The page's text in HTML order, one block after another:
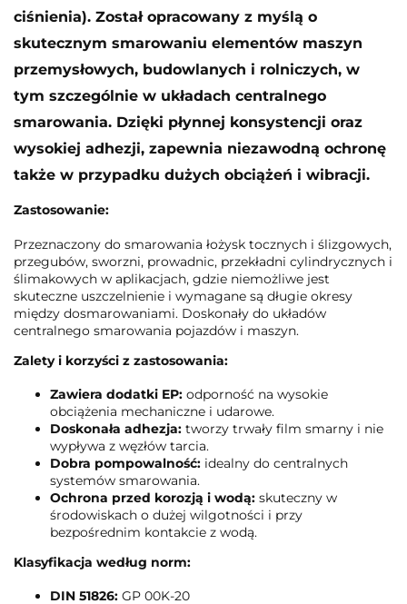
ciśnienia). Został opracowany z myślą o
skutecznym smarowaniu elementów maszyn
przemysłowych, budowlanych i rolniczych, w
tym szczególnie w układach centralnego
smarowania. Dzięki płynnej konsystencji oraz
wysokiej adhezji, zapewnia niezawodną ochronę
także w przypadku dużych obciążeń i wibracji.
Zastosowanie:
Przeznaczony do smarowania łożysk tocznych i ślizgowych,
przegubów, sworzni, prowadnic, przekładni cylindrycznych i
ślimakowych w aplikacjach, gdzie niemożliwe jest
skuteczne uszczelnienie i wymagane są długie okresy
między dosmarowaniami. Doskonały do układów
centralnego smarowania pojazdów i maszyn.
Zalety i korzyści z zastosowania:
Zawiera dodatki EP: odporność na wysokie
obciążenia mechaniczne i udarowe.
Doskonała adhezja: tworzy trwały film smarny i nie
wypływa z węzłów tarcia.
Dobra pompowalność: idealny do centralnych
systemów smarowania.
Ochrona przed korozją i wodą: skuteczny w
środowiskach o dużej wilgotności i przy
bezpośrednim kontakcie z wodą.
Klasyfikacja według norm:
DIN 51826: GP 00K-20